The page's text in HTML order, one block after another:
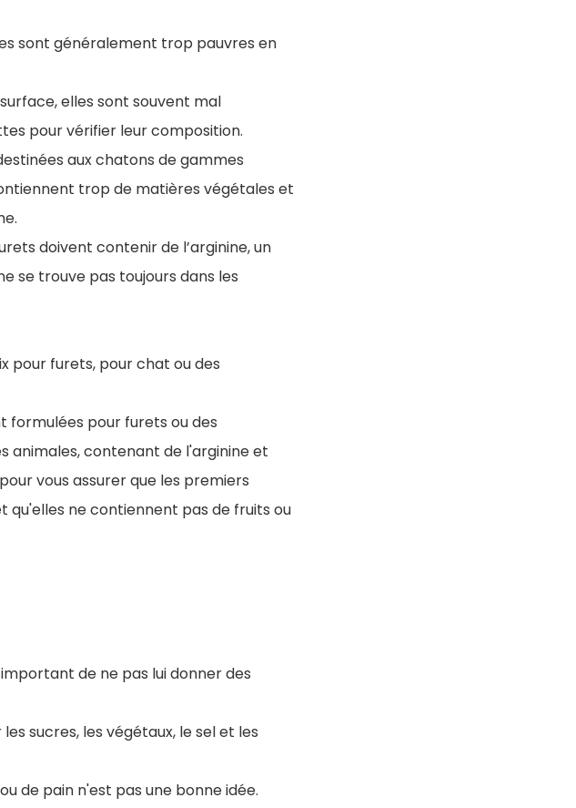
sont généralement trop pauvres en
elles sont souvent mal
pour vérifier leur composition.
aux chatons de gammes
trop de matières végétales et
doivent contenir de l’arginine, un
se trouve pas toujours dans les
pour furets, pour chat ou des
formulées pour furets ou des
animales, contenant de l'arginine et
vous assurer que les premiers
qu'elles ne contiennent pas de fruits ou
de ne pas lui donner des
sucres, les végétaux, le sel et les
de pain n'est pas une bonne idée.